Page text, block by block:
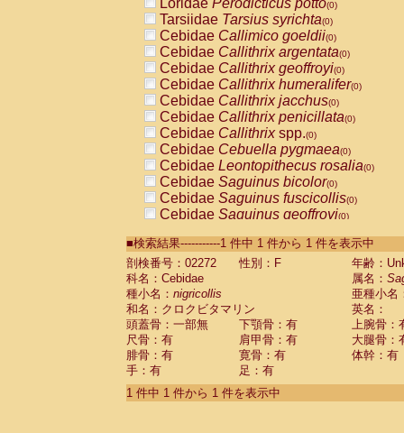
Loridae Perodicticus potto(0)
Tarsiidae Tarsius syrichta(0)
Cebidae Callimico goeldii(0)
Cebidae Callithrix argentata(0)
Cebidae Callithrix geoffroyi(0)
Cebidae Callithrix humeralifer(0)
Cebidae Callithrix jacchus(0)
Cebidae Callithrix penicillata(0)
Cebidae Callithrixspp.(0)
Cebidae Cebuella pygmaea(0)
Cebidae Leontopithecus rosalia(0)
Cebidae Saguinus bicolor(0)
Cebidae Saguinus fuscicollis(0)
Cebidae Saguinus geoffroyi(0)
CebidaeSaguinus labiatus(0)
Cebidae Saguinus leucopus (0)
Cebidae
CebidaeSaguinus mystax
CebidaeSaguinus nigricollis (1)
Cebidae Saguinus oedipus
Cebidae Saguinus weddelli
Cebidae Saguinusspp.
Cebidae Aotus trivirgatus
Cebidae Cebus albifrons
■検索結果-----------1 件中 1 件から 1 件を表示中
剖検番号：02272
性別：F
年齢：
科名：Cebidae
属名：
種小名： nigricollis
亜種小名
和名：クロクビタマリン
英名：
頭蓋骨：一部無
下顎骨：有
上腕骨：
尺骨：有
肩甲骨：有
大腿骨：
腓骨：有
寛骨：有
体幹：有
手：有
足：有
1 件中 1 件から 1 件を表示中